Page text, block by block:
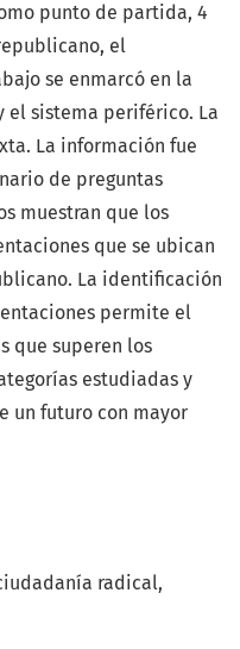
radical
punto de partida, 4
el
se enmarcó en la
el sistema periférico. La
La información fue
de preguntas
muestran que los
que se ubican
La identificación
permite el
que superen los
estudiadas y
un futuro con mayor